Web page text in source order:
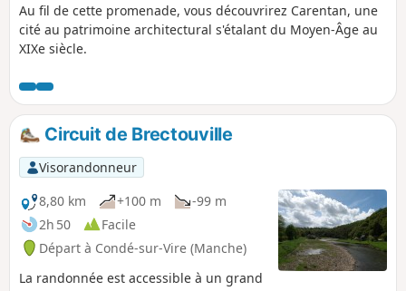
Au fil de cette promenade, vous découvrirez Carentan, une
cité au patrimoine architectural s'étalant du Moyen-Âge au
XIXe siècle.
Circuit de Brectouville
Visorandonneur
8,80 km
+100 m
-99 m
2h 50
Facile
Départ à Condé-sur-Vire (Manche)
La randonnée est accessible à un grand